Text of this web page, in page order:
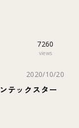
7260
views
2020/10/20
テックスター